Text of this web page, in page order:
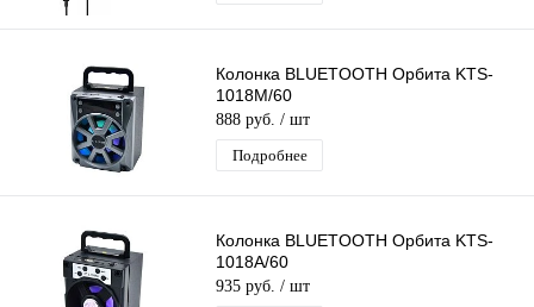
Колонка BLUETOOTH Орбита KTS-
1018M/60
888 руб. / шт
Подробнее
Колонка BLUETOOTH Орбита KTS-
1018A/60
935 руб. / шт